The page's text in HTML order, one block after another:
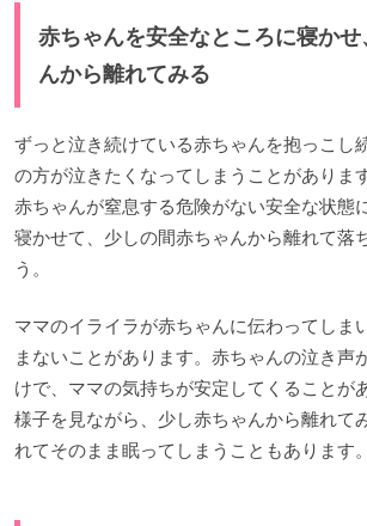
赤ちゃんを安全なところに寝か
んから離れてみる
ずっと泣き続けている赤ちゃんを抱っこし
の方が泣きたくなってしまうことがありま
赤ちゃんが窒息する危険がない安全な状態
寝かせて、少しの間赤ちゃんから離れて落
う。
ママのイライラが赤ちゃんに伝わってしま
まないことがあります。赤ちゃんの泣き声
けで、ママの気持ちが安定してくることが
様子を見ながら、少し赤ちゃんから離れて
れてそのまま眠ってしまうこともあります。